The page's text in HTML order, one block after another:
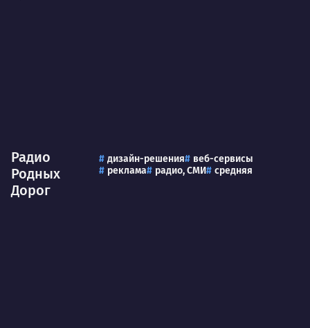
Радио
Родных
Дорог
дизайн-решения
веб-сервисы
реклама
радио, СМИ средняя